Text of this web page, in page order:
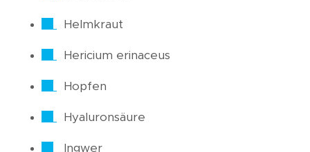
Helmkraut
Hericium erinaceus
Hopfen
Hyaluronsäure
Ingwer